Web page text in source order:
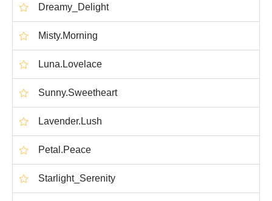
Dreamy_Delight
Misty.Morning
Luna.Lovelace
Sunny.Sweetheart
Lavender.Lush
Petal.Peace
Starlight_Serenity